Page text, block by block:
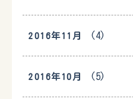
2016年11月 (4)
2016年10月 (5)